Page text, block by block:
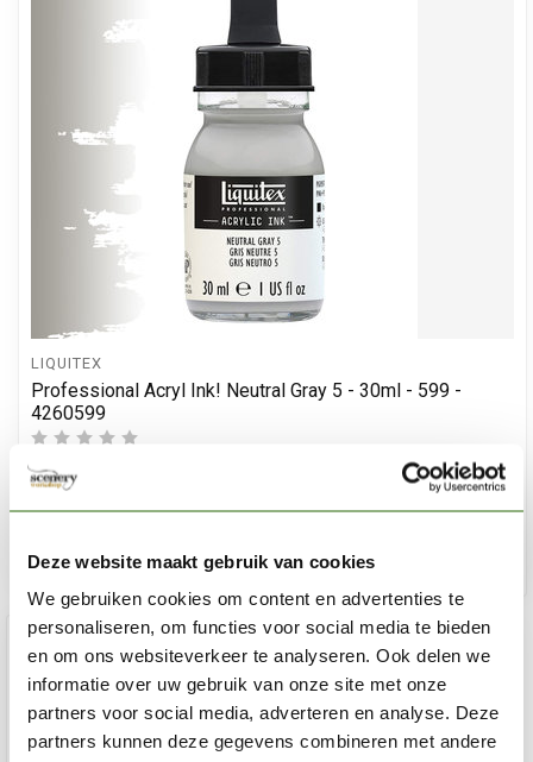
Deze website maakt gebruik van cookies
We gebruiken cookies om content en advertenties te
personaliseren, om functies voor social media te bieden
en om ons websiteverkeer te analyseren. Ook delen we
informatie over uw gebruik van onze site met onze
partners voor social media, adverteren en analyse. Deze
partners kunnen deze gegevens combineren met andere
LIQUITEX
Professional Acryl Ink! Neutral Gray 5 - 30ml - 599 -
4260599